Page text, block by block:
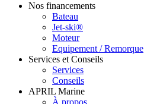
Nos financements
Bateau
Jet-ski®
Moteur
Equipement / Remorque
Services et Conseils
Services
Conseils
APRIL Marine
À propos